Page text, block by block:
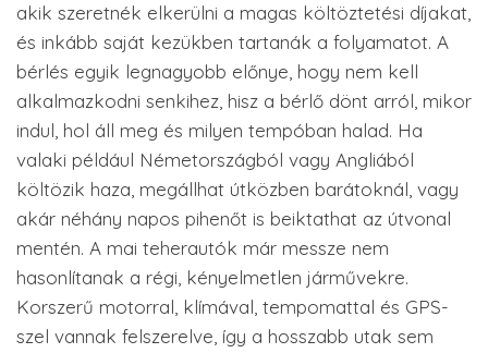
akik szeretnék elkerülni a magas költöztetési díjakat,
és inkább saját kezükben tartanák a folyamatot. A
bérlés egyik legnagyobb előnye, hogy nem kell
alkalmazkodni senkihez, hisz a bérlő dönt arról, mikor
indul, hol áll meg és milyen tempóban halad. Ha
valaki például Németországból vagy Angliából
költözik haza, megállhat útközben barátoknál, vagy
akár néhány napos pihenőt is beiktathat az útvonal
mentén. A mai teherautók már messze nem
hasonlítanak a régi, kényelmetlen járművekre.
Korszerű motorral, klímával, tempomattal és GPS-
szel vannak felszerelve, így a hosszabb utak sem